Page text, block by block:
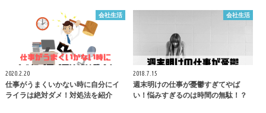
会社生活
2020.2.20
仕事がうまくいかない時に自分にイ
ライラは絶対ダメ！対処法を紹介
会社生活
2018.7.15
週末明けの仕事が憂鬱すぎてやば
い！悩みすぎるのは時間の無駄！？